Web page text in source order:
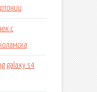
с
galaxy s4